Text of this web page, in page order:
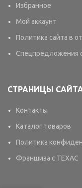
Избранное
Мой аккаунт
Политика сайта в
Спецпредложения
СТРАНИЦЫ
Контакты
Каталог товаров
Политика
Франшиза с TEXAC